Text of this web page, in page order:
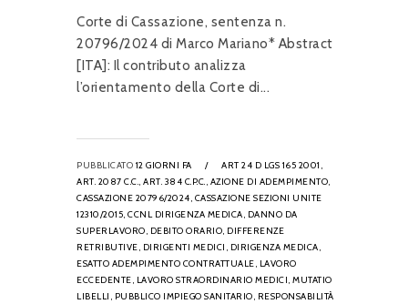
Corte di Cassazione, sentenza n.
20796/2024 di Marco Mariano* Abstract
[ITA]: Il contributo analizza
l’orientamento della Corte di...
PUBBLICATO 12 GIORNI FA /
ART 24 D LGS 165 2001,
ART. 2087 C.C., ART. 384 C.P.C., AZIONE DI ADEMPIMENTO,
CASSAZIONE 20796/2024, CASSAZIONE SEZIONI UNITE
12310/2015, CCNL DIRIGENZA MEDICA, DANNO DA
SUPERLAVORO, DEBITO ORARIO, DIFFERENZE
RETRIBUTIVE, DIRIGENTI MEDICI, DIRIGENZA MEDICA,
ESATTO ADEMPIMENTO CONTRATTUALE, LAVORO
ECCEDENTE, LAVORO STRAORDINARIO MEDICI, MUTATIO
LIBELLI, PUBBLICO IMPIEGO SANITARIO, RESPONSABILITÀ